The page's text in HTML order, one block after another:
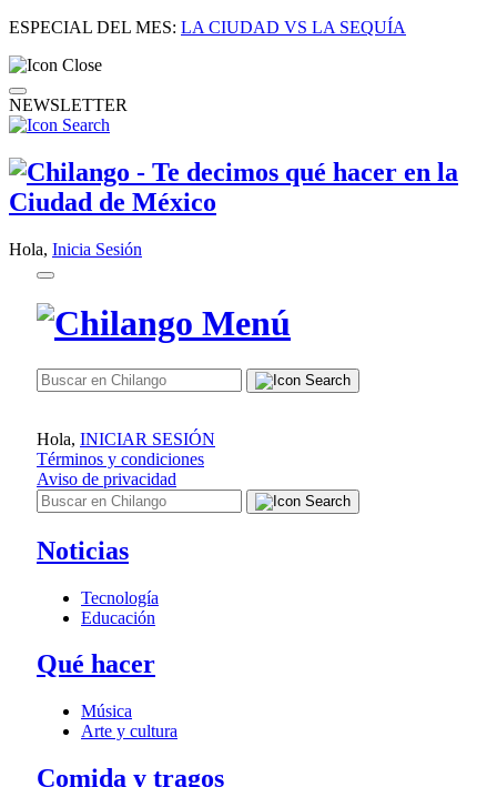
ESPECIAL DEL MES: LA CIUDAD VS LA SEQUÍA
NEWSLETTER
Hola, Inicia Sesión
Hola, INICIAR SESIÓN
Términos y condiciones
Aviso de privacidad
Noticias
Tecnología
Educación
Qué hacer
Música
Arte y cultura
Comida y tragos